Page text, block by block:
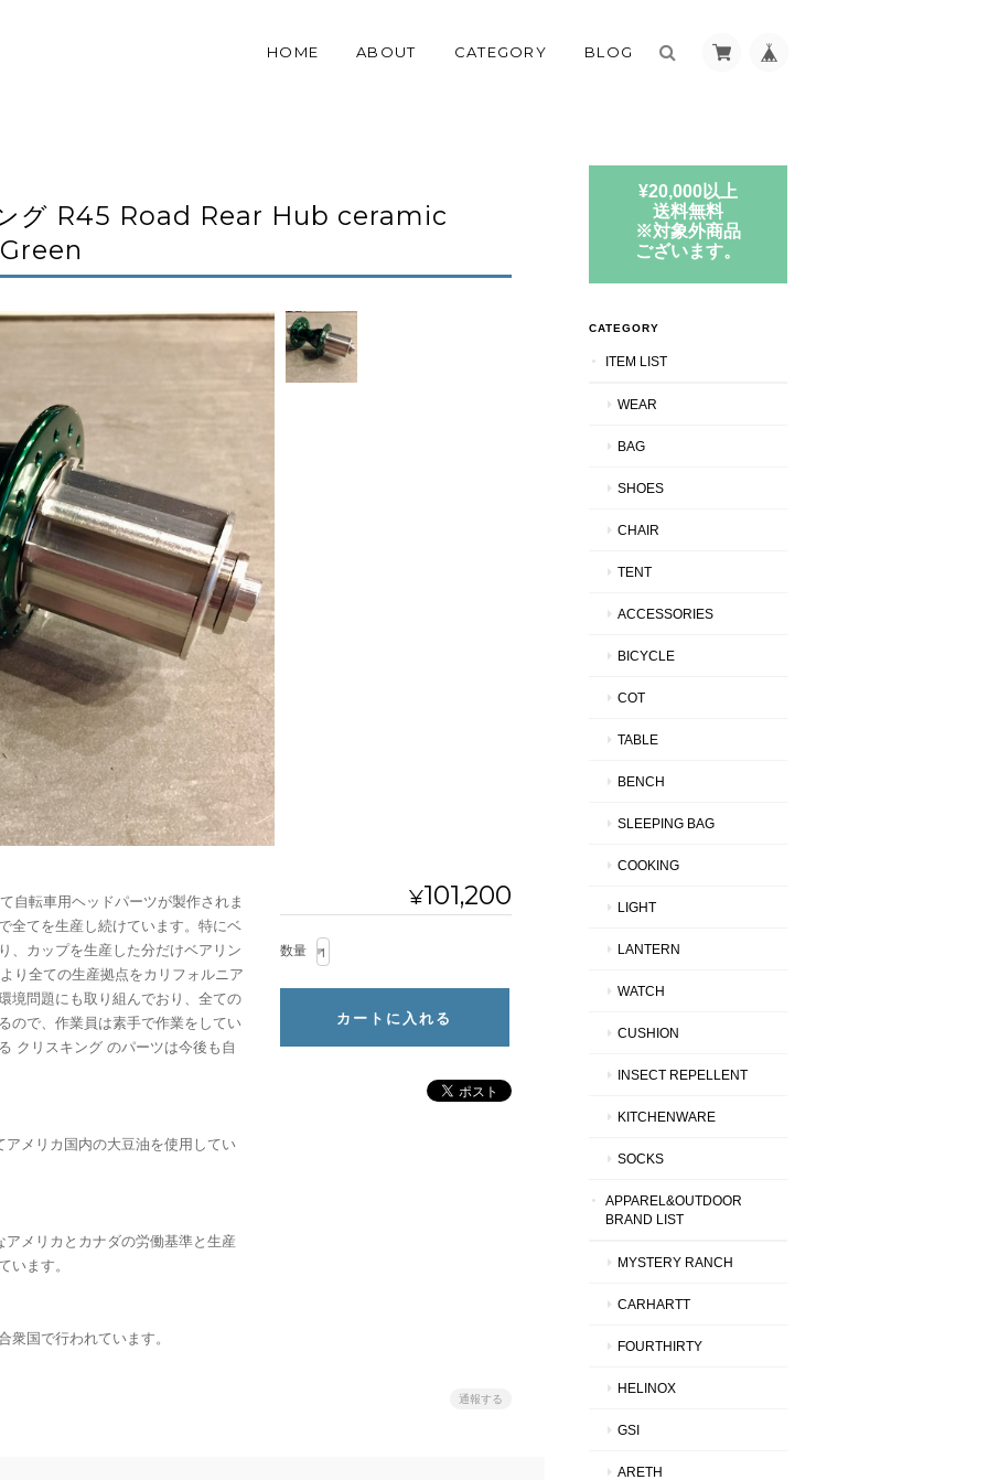
HOME ABOUT CATEGORY BLOG
グ R45 Road Rear Hub ceramic
自転車用ヘッドパーツが製作されま
全てを生産し続けています。特にベ
、カップを生産した分だけベアリン
り全ての生産拠点をカリフォルニア
境問題にも取り組んでおり、全ての
ので、作業員は素手で作業をしてい
クリスキング のパーツは今後も自
メリカ国内の大豆油を使用してい
メリカとカナダの労働基準と生産
います。
衆国で行われています。
¥101,200
数量
通報する
¥20,000以上
送料無料
※対象外商品
ございます。
CATEGORY
ITEM LIST
WEAR
BAG
SHOES
CHAIR
TENT
ACCESSORIES
BICYCLE
COT
TABLE
BENCH
SLEEPING BAG
COOKING
LIGHT
LANTERN
WATCH
CUSHION
INSECT REPELLENT
KITCHENWARE
SOCKS
APPAREL&OUTDOOR
BRAND LIST
MYSTERY RANCH
CARHARTT
FOURTHIRTY
HELINOX
GSI
ARETH